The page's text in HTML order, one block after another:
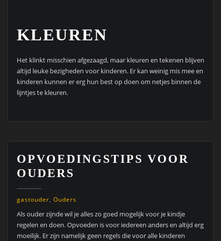
KLEUREN
Het klinkt misschien afgezaagd, maar kleuren en tekenen blijven
altijd leuke bezigheden voor kinderen. Er kan weinig mis mee en
kinderen kunnen er erg hun best op doen om netjes binnen de
lijntjes te kleuren.
OPVOEDINGSTIPS VOOR
OUDERS
gastouder, Ouders
Als ouder zijnde wil je alles zo goed mogelijk voor je kindje
regelen en doen. Opvoeden is voor iedereen anders en altijd erg
moeilijk. Er zijn namelijk geen regels die voor alle kinderen